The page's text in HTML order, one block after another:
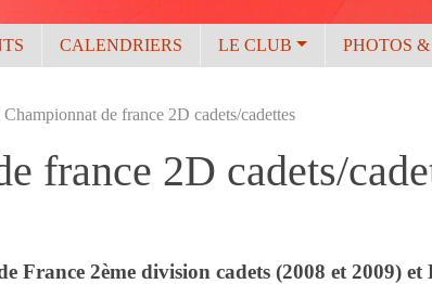
CALENDRIERS LE CLUB PHOTOS
Championnat de france 2D cadets/cadettes
france 2D cadets/
France 2ème division cadets (2008 et 2009)